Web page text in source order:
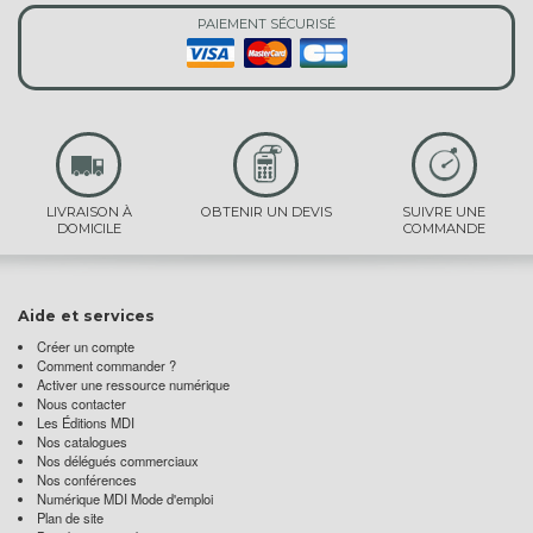
PAIEMENT SÉCURISÉ
LIVRAISON À
DOMICILE
OBTENIR UN DEVIS
SUIVRE UNE
COMMANDE
Aide et services
Créer un compte
Comment commander ?
Activer une ressource numérique
Nous contacter
Les Éditions MDI
Nos catalogues
Nos délégués commerciaux
Nos conférences
Numérique MDI Mode d'emploi
Plan de site